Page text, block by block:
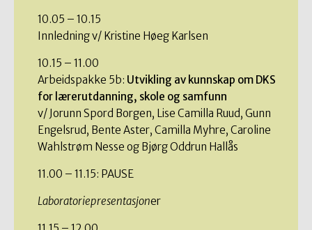
10.05 – 10.15
Innledning v/ Kristine Høeg Karlsen
10.15 – 11.00
Arbeidspakke 5b: Utvikling av kunnskap om DKS
for lærerutdanning, skole og samfunn
v/ Jorunn Spord Borgen, Lise Camilla Ruud, Gunn
Engelsrud, Bente Aster, Camilla Myhre, Caroline
Wahlstrøm Nesse og Bjørg Oddrun Hallås
11.00 – 11.15: PAUSE
Laboratoriepresentasjoner